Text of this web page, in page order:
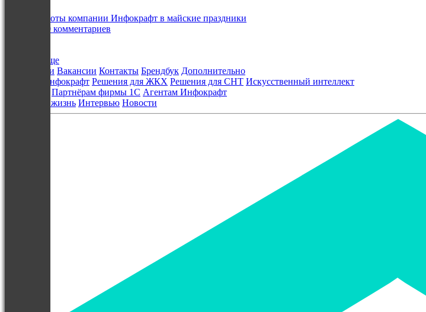
График работы компании Инфокрафт в майские праздники
0 комментариев
Показать еще
О компании Вакансии Контакты Брендбук Дополнительно
Решения Инфокрафт Решения для ЖКХ Решения для СНТ Искусственный интеллект
Партнёрам фирмы 1С Агентам Инфокрафт
Наша жизнь Интервью Новости